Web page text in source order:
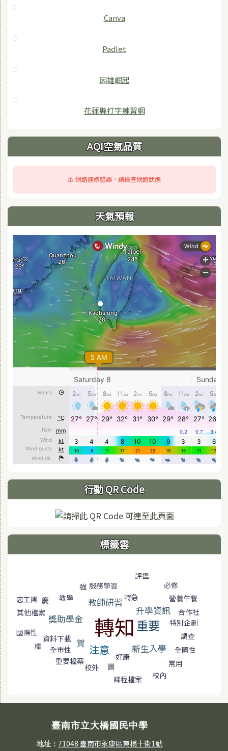
Canva
Padlet
因雄崛起
花蓮縣打字練習網
AQI空氣品質
⚠️ 網路連線錯誤，請檢查網路狀態
天氣預報
行動 QR Code
標籤雲
強 服務學習
評鑑
必修
志工團 慶 教學 教師研習 特急
營養午餐
其他檔案
獎助學金 轉知
升學資訊
重要
合作社
國際性
特別企劃
資料下載
全市性
賀
調查
棒
注意
好康
新生入學
全國性
重要檔案
校外 讚
常用
課程檔案
校內
臺南市立大橋國民中學
地址： 71048 臺南市永康區東橋十街1號